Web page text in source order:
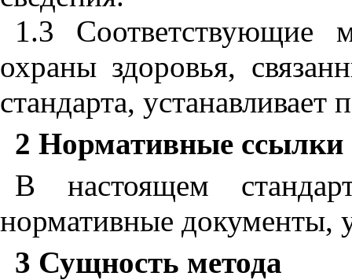
1.3 Соответствующие
охраны здоровья,
стандарта, устанавливает
2 Нормативные ссылки
В настоящем
нормативные документы,
3 Сущность метода